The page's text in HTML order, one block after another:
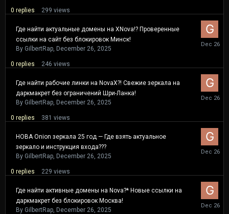
0 replies 299 views
Где найти актуальные домены на XNova!? Проверенные
ссылки на сайт без блокировок Минск!
By GilbertRap December 26, 2025
0 replies 246 views
26,
Где найти рабочие линки на NovaX?! Свежие зеркала на
даркмакрет без ограничений Шри-Ланка!
By GilbertRap December 26, 2025
0 replies 381 views
26,
НОВА Onion зеркала 25 год — Где взять актуальное
зеркало и инструкция входа???
By GilbertRap December 26, 2025
0 replies 229 views
26,
Где найти активные домены на Nova?* Новые ссылки на
даркмакрет без блокировок Москва!
By GilbertRap December 26, 2025
26,